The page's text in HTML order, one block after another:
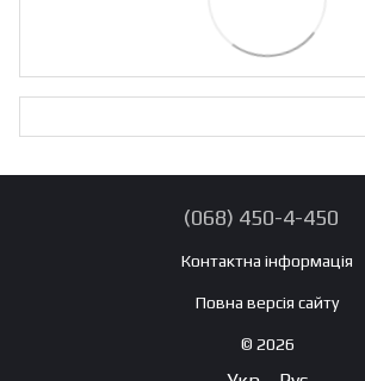
(068) 450-4-450
Контактна інформація
Повна версія сайту
© 2026